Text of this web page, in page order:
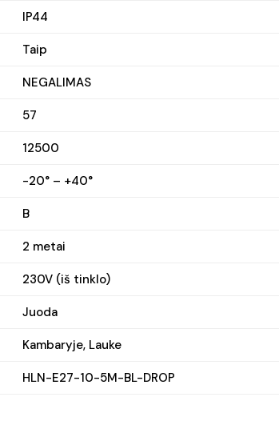
IP44
Taip
NEGALIMAS
57
12500
-20° – +40°
B
2 metai
230V (iš tinklo)
Juoda
Kambaryje, Lauke
HLN-E27-10-5M-BL-DROP